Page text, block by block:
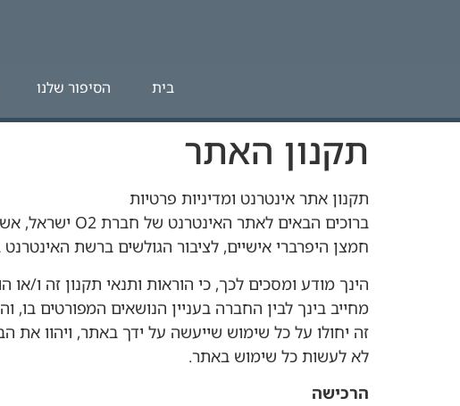
בית הסיפור שלנו
תקנון האתר
תקנון אתר אינטרנט ומדיניות פרטיות
ברוכים הבאים לאתר האינטרנט של חברת O2 ישראל, אשר מופעל על ידו. האתר הינו אתר על רשת האינטרנט המנהל
חמצן היפרברי אישיים, לציבור הגולשים ברשת
הינך מודע ומסכים לכך, כי הוראות ותנאי תקנון זה ו/
מחייב בינך לבין החברה בעניין הנושאים המפורטים בו,
זה יחולו על כל שימוש שייעשה על ידך באתר, ויהוו
לא לעשות כל שימוש באתר.
הרכישה